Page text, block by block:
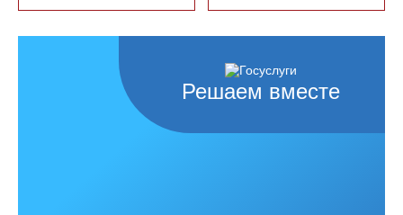
Решаем вместе